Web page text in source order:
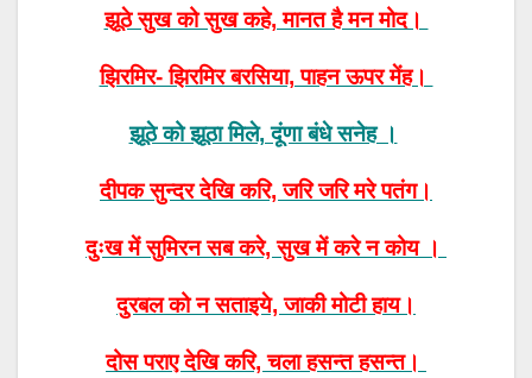
झूठे सुख को सुख कहे, मानत है मन मोद।
झिरमिर- झिरमिर बरसिया, पाहन ऊपर मेंह।
झूठे को झूठा मिले, दूंणा बंधे सनेह ।
दीपक सुन्दर देखि करि, जरि जरि मरे पतंग।
दुःख में सुमिरन सब करे, सुख में करे न कोय ।
दुरबल को न सताइये, जाकी मोटी हाय।
दोस पराए देखि करि, चला हसन्त हसन्त।